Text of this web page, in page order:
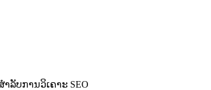
ລັບການວິເຄາະ SEO